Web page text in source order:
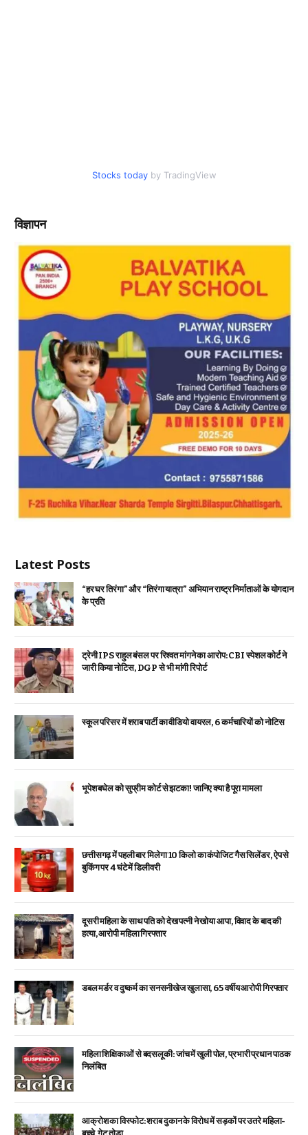
Stocks today by TradingView
विज्ञापन
Latest Posts
“हर घर तिरंगा” और “तिरंगा यात्रा” अभियान राष्ट्र निर्माताओं के योगदान
के प्रति
ट्रेनी IPS राहुल बंसल पर रिश्वत मांगने का आरोप: CBI स्पेशल कोर्ट ने
जारी किया नोटिस, DGP से भी मांगी रिपोर्ट
स्कूल परिसर में शराब पार्टी का वीडियो वायरल, 6 कर्मचारियों को नोटिस
भूपेश बघेल को सुप्रीम कोर्ट से झटका! जानिए क्या है पूरा मामला
छत्तीसगढ़ में पहली बार मिलेगा 10 किलो का कंपोजिट गैस सिलेंडर, ऐप से
बुकिंग पर 4 घंटे में डिलीवरी
दूसरी महिला के साथ पति को देख पत्नी ने खोया आपा, विवाद के बाद की
हत्या, आरोपी महिला गिरफ्तार
डबल मर्डर व दुष्कर्म का सनसनीखेज खुलासा, 65 वर्षीय आरोपी गिरफ्तार
महिला शिक्षिकाओं से बदसलूकी: जांच में खुली पोल, प्रभारी प्रधान पाठक
निलंबित
आक्रोश का विस्फोट: शराब दुकान के विरोध में सड़कों पर उतरे महिला-